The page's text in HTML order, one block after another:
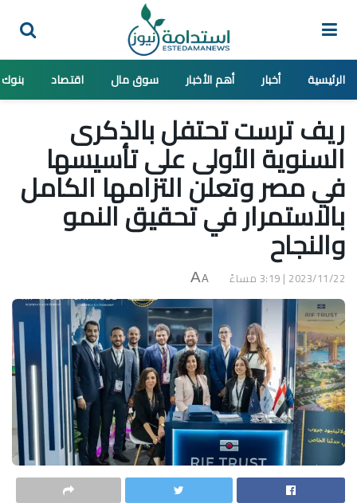
الرئيسية أخبار أهم الأخبار سوق مال اقتصاد بنوك
ريف ترست تحتفل بالذكرى
السنوية الأولى على تأسيسها
في مصر وتعلن التزامها الكامل
بالاستمرار في تحقيق النمو
والنجاح
2023/11/22 | 3:19 مساءً A
A